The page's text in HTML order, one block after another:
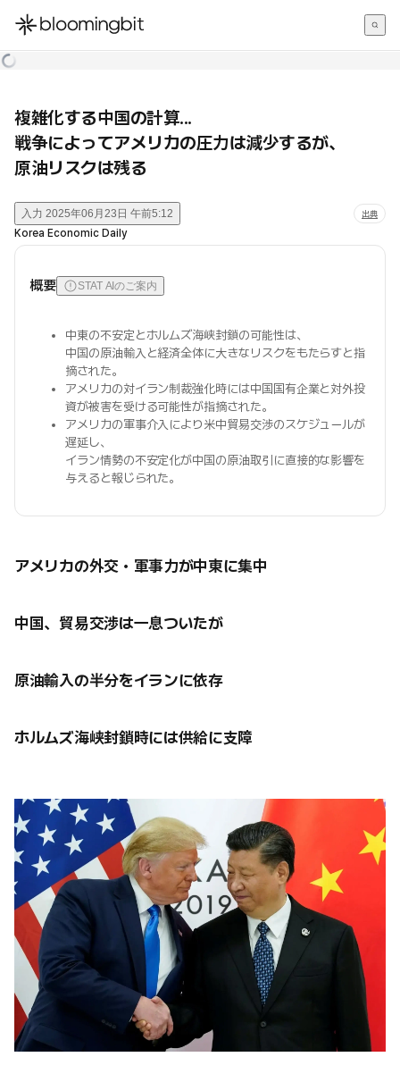
한국어
複雑化する中国の計算...
戦争によってアメリカの圧力は減少するが、
原油リスクは残る
入力 2025年06月23日 午前5:12 出典
Korea Economic Daily
概要 STAT AIのご案内
中東の不安定とホルムズ海峡封鎖の可能性は、
中国の原油輸入と経済全体に大きなリスクをもたらすと指
摘された。
アメリカの対イラン制裁強化時には中国国有企業と対外投
資が被害を受ける可能性が指摘された。
アメリカの軍事介入により米中貿易交渉のスケジュールが
遅延し、
イラン情勢の不安定化が中国の原油取引に直接的な影響を
与えると報じられた。
アメリカの外交・軍事力が中東に集中
中国、貿易交渉は一息ついたが
原油輸入の半分をイランに依存
ホルムズ海峡封鎖時には供給に支障